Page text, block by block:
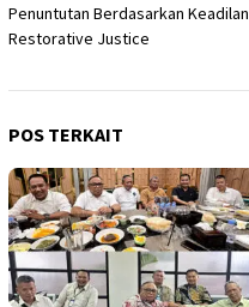
Penuntutan Berdasarkan Keadilan
Restorative Justice
POS TERKAIT